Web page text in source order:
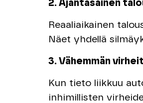
2. Ajantasainen
Reaaliaikainen
Näet yhdellä
3. Vähemmän
Kun tieto liikkuu
inhimillisten